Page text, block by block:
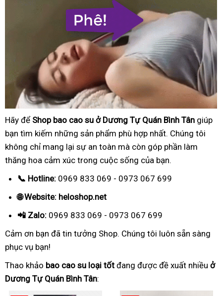
Hãy để Shop bao cao su ở Dương Tự Quán Bình Tân giúp
bạn tìm kiếm những sản phẩm phù hợp nhất. Chúng tôi
không chỉ mang lại sự an toàn mà còn góp phần làm
thăng hoa cảm xúc trong cuộc sống của bạn.
📞 Hotline: 0969 833 069 - 0973 067 699
🌐 Website: heloshop.net
📲 Zalo: 0969 833 069 - 0973 067 699
Cảm ơn bạn đã tin tưởng Shop. Chúng tôi luôn sẵn sàng
phục vụ bạn!
Thao khảo bao cao su loại tốt đang được đề xuất nhiều ở
Dương Tự Quán Bình Tân: